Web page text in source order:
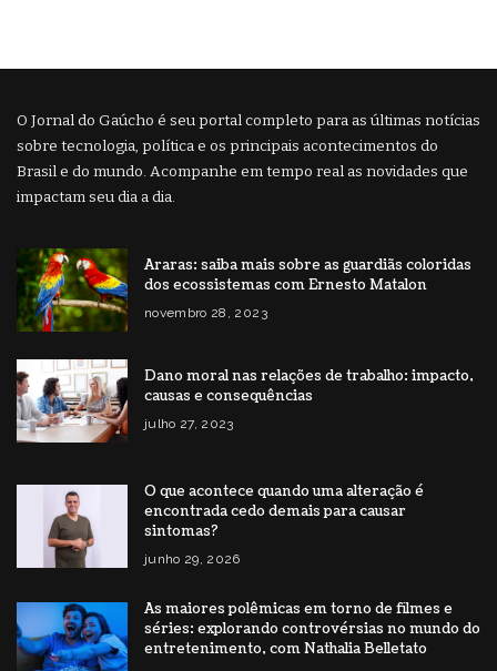
O Jornal do Gaúcho é seu portal completo para as últimas notícias
sobre tecnologia, política e os principais acontecimentos do
Brasil e do mundo. Acompanhe em tempo real as novidades que
impactam seu dia a dia.
Araras: saiba mais sobre as guardiãs coloridas
dos ecossistemas com Ernesto Matalon
novembro 28, 2023
Dano moral nas relações de trabalho: impacto,
causas e consequências
julho 27, 2023
O que acontece quando uma alteração é
encontrada cedo demais para causar
sintomas?
junho 29, 2026
As maiores polêmicas em torno de filmes e
séries: explorando controvérsias no mundo do
entretenimento, com Nathalia Belletato